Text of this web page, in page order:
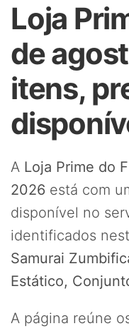
Loja
de
itens,
A Loja Prime do
2026 está com
disponível no
identificados
Samurai
Estático,
A página reúne